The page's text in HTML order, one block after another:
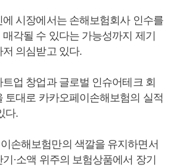
시장에서는 손해보험회사 인수를
각될 수 있다는 가능성까지 제기
의심받고 있다.
업 창업과 글로벌 인슈어테크 회
토대로 카카오페이손해보험의 실적
다.
손해보험만의 색깔을 유지하면서
·소액 위주의 보험상품에서 장기